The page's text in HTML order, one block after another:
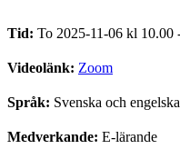
Tid: To 2025-11-06 kl 10.00
Videolänk: Zoom
Språk: Svenska och engelska
Medverkande: E-lärande